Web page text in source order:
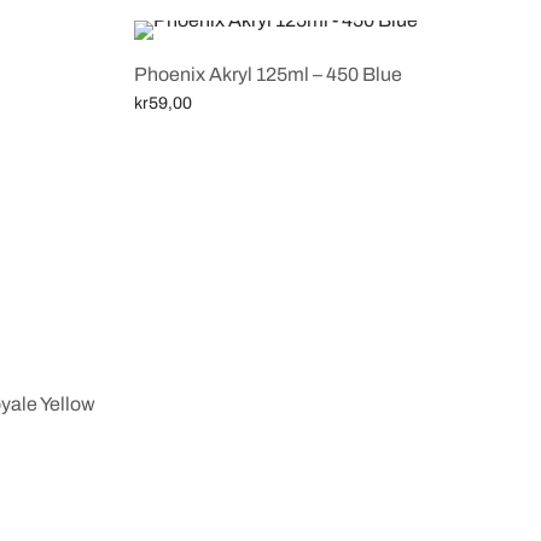
Yellow
Phoenix Akryl 125ml – 450 Blue
kr59,00